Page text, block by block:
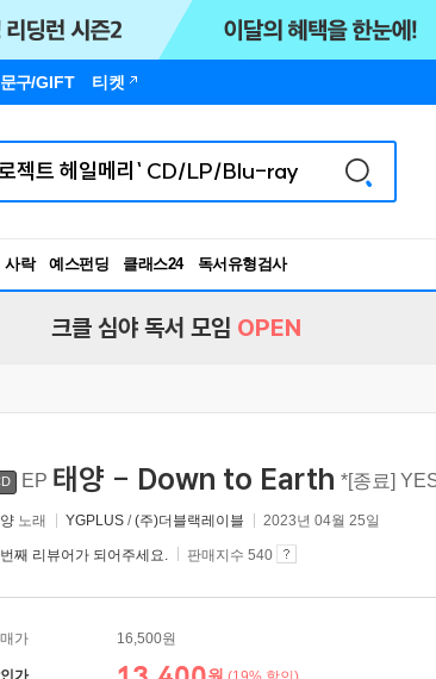
문구/GIFT 티켓
사락 예스펀딩 클래스24
독서유형검사
크클 심야 독서 모임 OPEN
EP 태양 - Down to Earth *[종료]
노래 YGPLUS /(주)더블랙레이블 2023년 04월 25일
째 리뷰어가 되어주세요. 판매지수 540
가 16,500원
가